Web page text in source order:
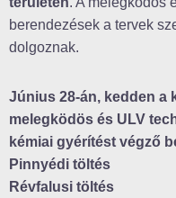
berendezések a tervek
dolgoznak.
Június 28-án, kedden a
melegködös és ULV
kémiai gyérítést végző
Pinnyédi töltés
Révfalusi töltés